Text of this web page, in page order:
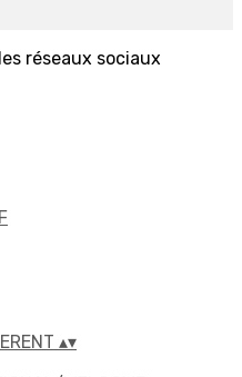
réseaux sociaux
▴▾